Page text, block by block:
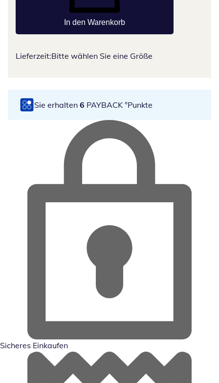
In den Warenkorb
Lieferzeit:Bitte wählen Sie eine Größe
Sie erhalten 6 PAYBACK °Punkte
Sicheres Einkaufen